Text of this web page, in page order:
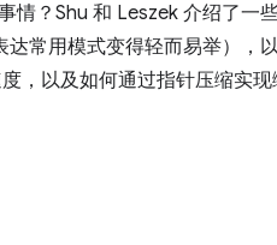
情？Shu 和 Leszek 介绍了一
常用模式变得轻而易举），
，以及如何通过指针压缩实现